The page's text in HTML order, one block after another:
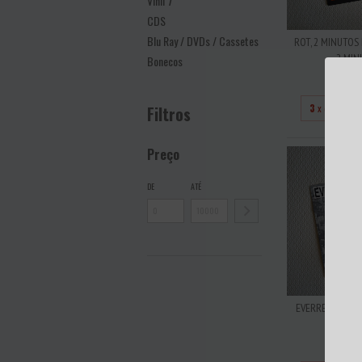
CDS
Blu Ray / DVDs / Cassetes
Bonecos
Filtros
Preço
DE ATÉ
ROT, 2
2
3 x de
EVERREADY –